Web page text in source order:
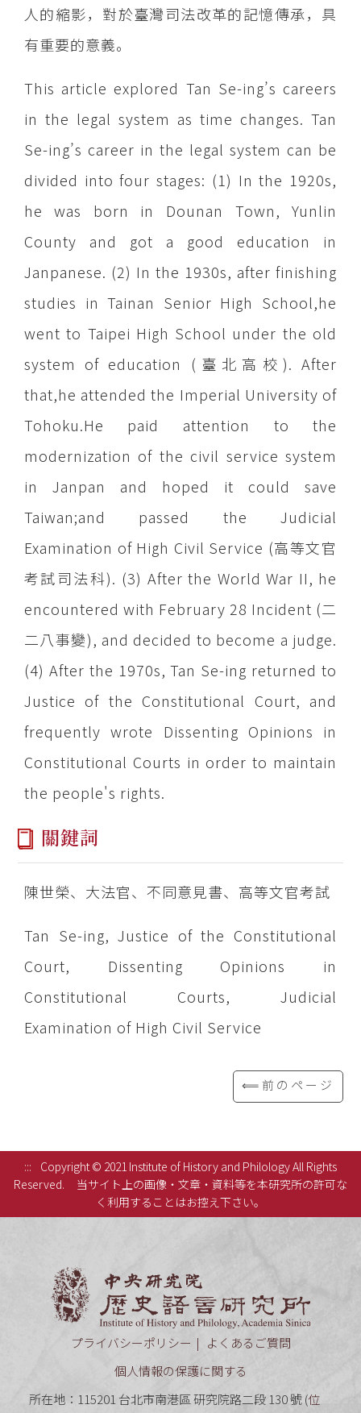
人的縮影，對於臺灣司法改革的記憶傳承，具
有重要的意義。
This article explored Tan Se-ing’s careers
in the legal system as time changes. Tan
Se-ing’s career in the legal system can be
divided into four stages: (1) In the 1920s,
he was born in Dounan Town, Yunlin
County and got a good education in
Janpanese. (2) In the 1930s, after finishing
studies in Tainan Senior High School,he
went to Taipei High School under the old
system of education (臺北高校). After
that,he attended the Imperial University of
Tohoku.He paid attention to the
modernization of the civil service system
in Janpan and hoped it could save
Taiwan;and passed the Judicial
Examination of High Civil Service (高等文官
考試司法科). (3) After the World War II, he
encountered with February 28 Incident (二
二八事變), and decided to become a judge.
(4) After the 1970s, Tan Se-ing returned to
Justice of the Constitutional Court, and
frequently wrote Dissenting Opinions in
Constitutional Courts in order to maintain
the people's rights.
關鍵詞
陳世榮、大法官、不同意見書、高等文官考試
Tan Se-ing, Justice of the Constitutional
Court, Dissenting Opinions in
Constitutional Courts, Judicial
Examination of High Civil Service
⟸前のページ
:::
Copyright © 2021 Institute of History and Philology All Rights
Reserved.
当サイト上の画像・文章・資料等を本研究所の許可な
く利用することはお控え下さい。
プライバシーポリシー
よくあるご質問
個人情報の保護に関する
所在地：115201 台北市南港區 研究院路二段 130 號 (位